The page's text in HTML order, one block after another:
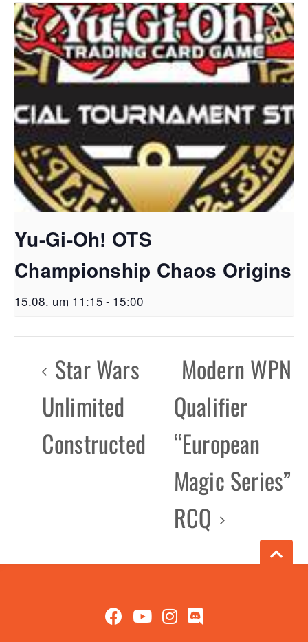
Yu-Gi-Oh! OTS
Championship Chaos Origins
15.08. um 11:15 - 15:00
Star Wars
Unlimited
Constructed
Modern WPN
Qualifier
“European
Magic Series”
RCQ